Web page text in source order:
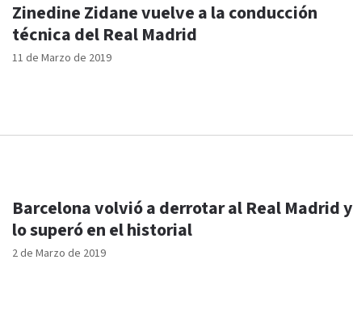
11 de Marzo de 2019
Zinedine Zidane vuelve a la conducción
técnica del Real Madrid
2 de Marzo de 2019
Barcelona volvió a derrotar al Real Madrid y
lo superó en el historial